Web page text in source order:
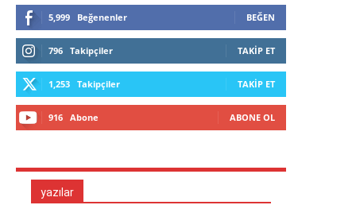
5,999 Beğenenler BEĞEN
796 Takipçiler TAKIP ET
1,253 Takipçiler TAKIP ET
916 Abone ABONE OL
yazılar